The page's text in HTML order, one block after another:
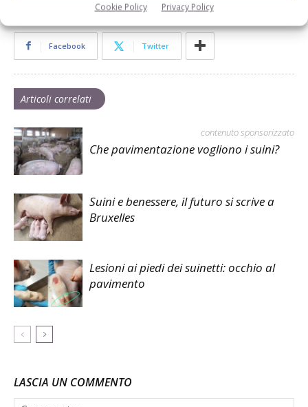
Cookie Policy Privacy Policy
Facebook Twitter
Articoli correlati
contenuto sponsorizzato
Che pavimentazione vogliono i suini?
Suini e benessere, il futuro si scrive a
Bruxelles
Lesioni ai piedi dei suinetti: occhio al
pavimento
LASCIA UN COMMENTO